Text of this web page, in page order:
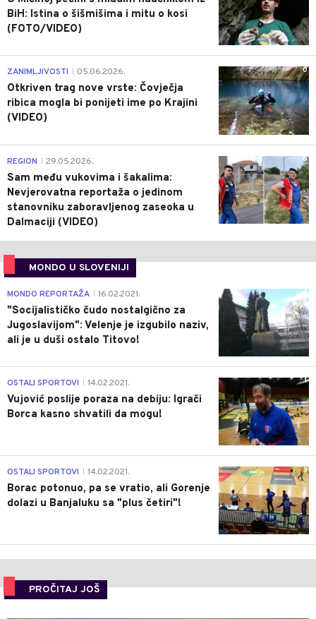
BiH: Istina o šišmišima i mitu o kosi
(FOTO/VIDEO)
0
ZANIMLJIVOSTI 05.06.2026.
Otkriven trag nove vrste: Čovječja
ribica mogla bi ponijeti ime po Krajini
(VIDEO)
0
REGION 29.05.2026.
Sam među vukovima i šakalima:
Nevjerovatna reportaža o jedinom
stanovniku zaboravljenog zaseoka u
Dalmaciji (VIDEO)
MONDO U SLOVENIJI
4
MONDO REPORTAŽA 16.02.2021.
"Socijalističko čudo nostalgično za
Jugoslavijom": Velenje je izgubilo naziv,
ali je u duši ostalo Titovo!
1
OSTALI SPORTOVI 14.02.2021.
Vujović poslije poraza na debiju: Igrači
Borca kasno shvatili da mogu!
3
OSTALI SPORTOVI 14.02.2021.
Borac potonuo, pa se vratio, ali Gorenje
dolazi u Banjaluku sa "plus četiri"!
PROČITAJ JOŠ